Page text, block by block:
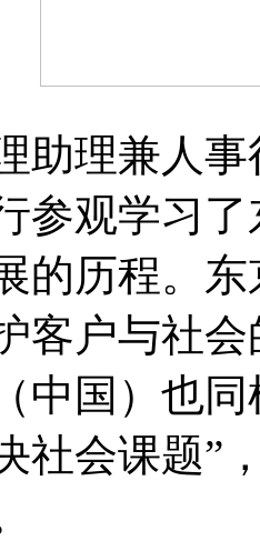
助理兼人
参观学习
的历程。
客户与社
中国）也
社会课题”